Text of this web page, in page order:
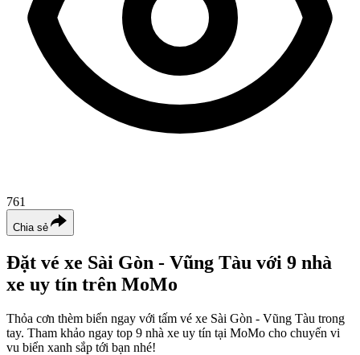
761
Chia sẻ
Đặt vé xe Sài Gòn - Vũng Tàu với 9 nhà
xe uy tín trên MoMo
Thỏa cơn thèm biển ngay với tấm vé xe Sài Gòn - Vũng Tàu trong
tay. Tham khảo ngay top 9 nhà xe uy tín tại MoMo cho chuyến vi
vu biển xanh sắp tới bạn nhé!